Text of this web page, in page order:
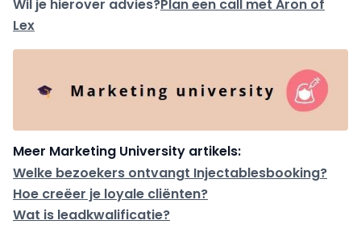
Wil je hierover advies?Plan een call met Aron of
Lex
Meer Marketing University artikels:
Welke bezoekers ontvangt Injectablesbooking?
Hoe creëer je loyale cliënten?
Wat is leadkwalificatie?